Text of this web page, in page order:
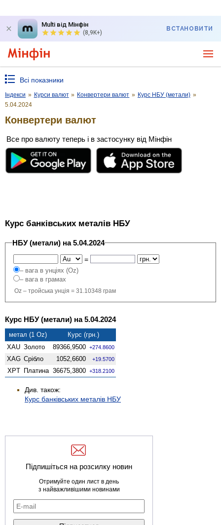
Multi від Мінфін
(8,9K+)
ВСТАНОВИТИ
Всі показники
Індекси » Курси валют » Конвертери валют » Курс НБУ (метали) »
5.04.2024
Конвертери валют
Все про валюту теперь і в застосунку від Мінфін
Курс банківських металів НБУ
НБУ (метали) на 5.04.2024
=
– вага в унціях (Oz)
– вага в грамах
Oz – тройська унція = 31.10348 грам
Курс НБУ (метали) на 5.04.2024
метал (1 Oz)
Курс (грн.)
XAU Золото 89366,9500 +274.8600
XAG Срібло 1052,6600 +19.5700
XPT Платина 36675,3800 +318.2100
Див. також:
Курс банківських металів НБУ
Підпишіться на розсилку новин
Отримуйте один лист в день
з найважливішими новинами